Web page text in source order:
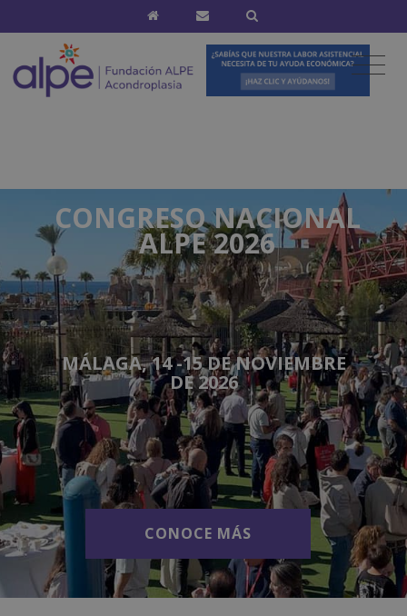
MÁLAGA, 14 -15 DE NOVIEMBRE
DE 2026
CONGRESO NACIONAL
ALPE 2026
CONOCE MÁS
CONOCE MÁS